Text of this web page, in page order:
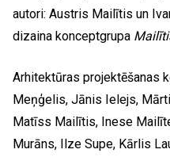
autori: Austris Mailītis un
dizaina konceptgrupa
Arhitektūras projektēšanas
Meņģelis, Jānis Ielejs,
Matīss Mailītis, Inese
Murāns, Ilze Supe, Kārlis